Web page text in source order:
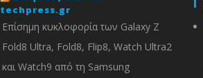
techpress.gr
Επίσημη κυκλοφορία των Galaxy Z
Fold8 Ultra, Fold8, Flip8, Watch Ultra2
και Watch9 από τη Samsung